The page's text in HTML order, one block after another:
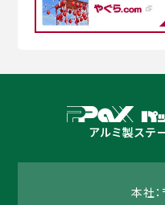
アルミ製ステ
本社